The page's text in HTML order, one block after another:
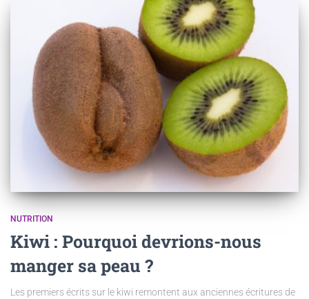
NUTRITION
Kiwi : Pourquoi devrions-nous
manger sa peau ?
Les premiers écrits sur le kiwi remontent aux anciennes écritures de